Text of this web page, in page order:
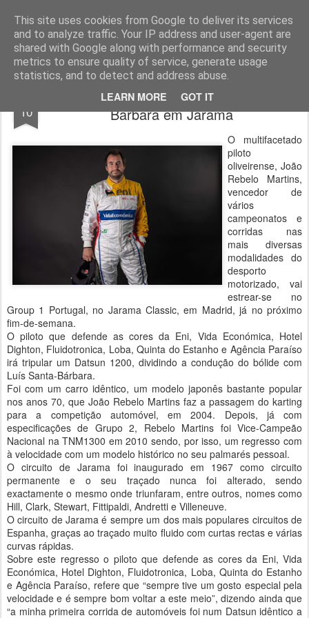
This site uses cookies from Google to deliver its services
and to analyze traffic. Your IP address and user-agent are
shared with Google along with performance and security
metrics to ensure quality of service, generate usage
statistics, and to detect and address abuse.
LEARN MORE GOT IT
ROADGALAXY - Media Center
10
João Rebelo Martins com Luís Santa-
Bárbara em Jarama
O multifacetado
piloto
oliveirense, João
Rebelo Martins,
vencedor de
vários
campeonatos e
corridas nas
mais diversas
modalidades do
desporto
motorizado, vai
estrear-se no
Group 1 Portugal, no Jarama Classic, em Madrid, já no próximo
fim-de-semana.
O piloto que defende as cores da Eni, Vida Económica, Hotel
Dighton, Fluidotronica, Loba, Quinta do Estanho e Agência Paraíso
irá tripular um Datsun 1200, dividindo a condução do bólide com
Luís Santa-Bárbara.
Foi com um carro idêntico, um modelo japonês bastante popular
nos anos 70, que João Rebelo Martins faz a passagem do karting
para a competição automóvel, em 2004. Depois, já com
especificações de Grupo 2, Rebelo Martins foi Vice-Campeão
Nacional na TNM1300 em 2010 sendo, por isso, um regresso com
à velocidade com um modelo histórico no seu palmarés pessoal.
O circuito de Jarama foi inaugurado em 1967 como circuito
permanente e o seu traçado nunca foi alterado, sendo
exactamente o mesmo onde triunfaram, entre outros, nomes como
Hill, Clark, Stewart, Fittipaldi, Andretti e Villeneuve.
O circuito de Jarama é sempre um dos mais populares circuitos de
Espanha, graças ao traçado muito fluido com curtas rectas e várias
curvas rápidas.
Sobre este regresso o piloto que defende as cores da Eni, Vida
Económica, Hotel Dighton, Fluidotronica, Loba, Quinta do Estanho
e Agência Paraíso, refere que “sempre tive um gosto especial pela
velocidade e é sempre bom voltar a este meio”, dizendo ainda que
“a minha primeira corrida de automóveis foi num Datsun idêntico a